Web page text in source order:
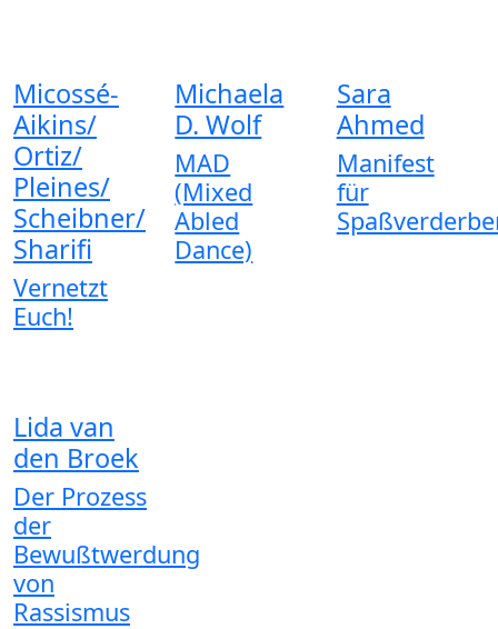
Micossé-
Aikins/
Ortiz/
Pleines/
Scheibner/
Sharifi
Vernetzt
Euch!
Michaela
D. Wolf
MAD
(Mixed
Abled
Dance)
Sara
Ahmed
Manifest
für
Lida van
den Broek
Der Prozess
der
Bewußtwerdung
von
Rassismus